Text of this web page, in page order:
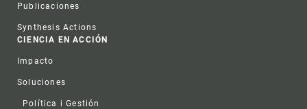
Publicaciones
Synthesis Actions
CIENCIA EN ACCIÓN
Impacto
Soluciones
Política i Gestión